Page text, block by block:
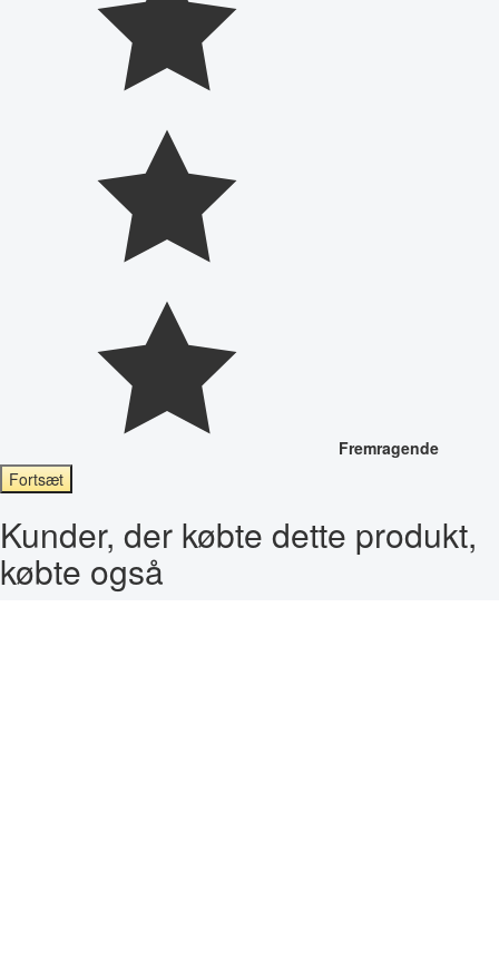
Fremragende
Fortsæt
Kunder, der købte dette produkt,
købte også